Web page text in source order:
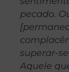
pecado.
superar-
Aquele